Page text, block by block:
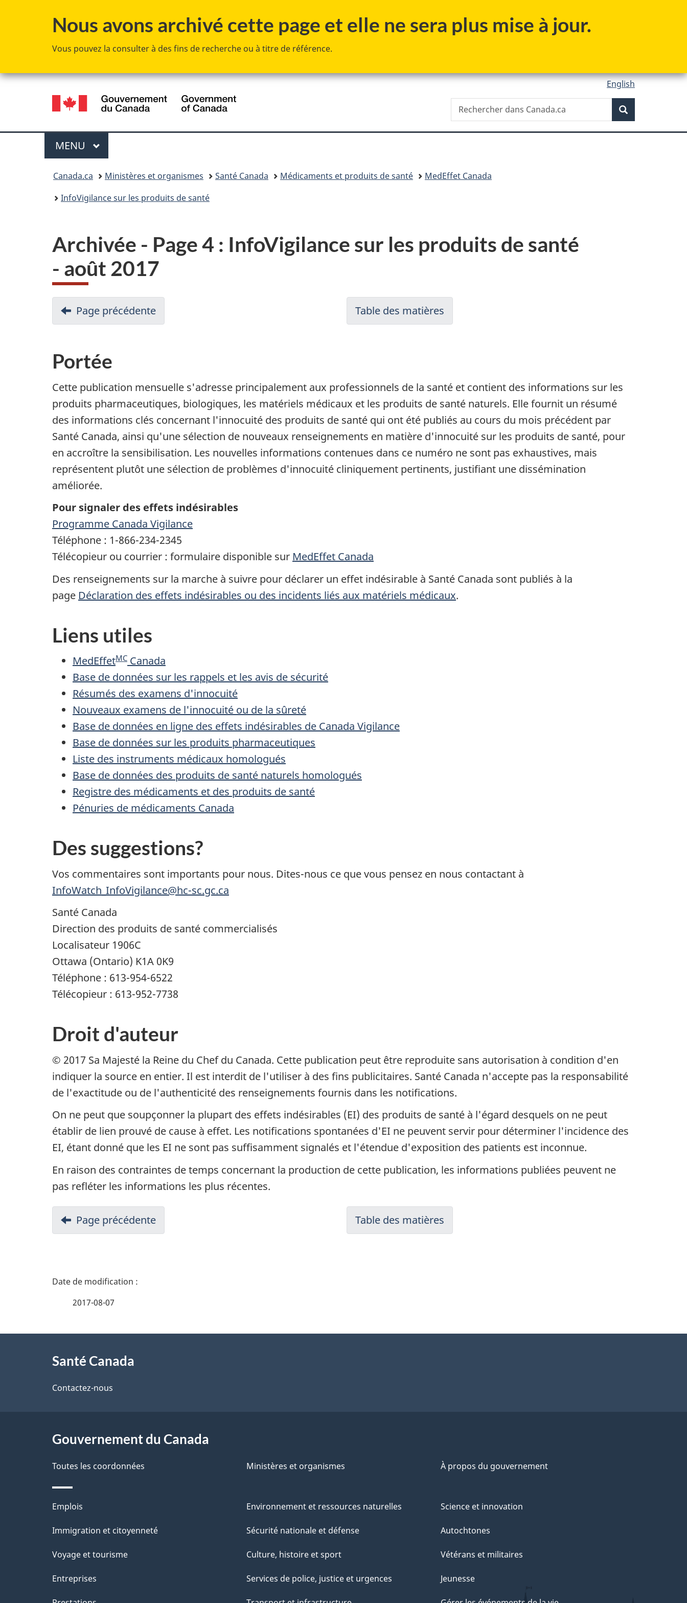
au
à
du
à
simplifiée
Nous avons archivé cette page et elle ne sera plus mise à jour.
Vous pouvez la consulter à des fins de recherche ou à titre de référence.
Sélection
de
la
langue
English
Canada
Recherche
Rechercher
dans
Menu
MENU PRINCIPAL
Canada.ca Ministères et organismes Santé Canada Médicaments et produits de santé
MedEffet Canada
InfoVigilance sur les produits de santé
Archivée - Page 4 : InfoVigilance sur les produits de santé
- août 2017
Page précédente Table des matières
Portée
Cette publication mensuelle s'adresse principalement aux professionnels de la santé et contient des informations sur les
produits pharmaceutiques, biologiques, les matériels médicaux et les produits de santé naturels. Elle fournit un résumé
des informations clés concernant l'innocuité des produits de santé qui ont été publiés au cours du mois précédent par
Santé Canada, ainsi qu'une sélection de nouveaux renseignements en matière d'innocuité sur les produits de santé, pour
en accroître la sensibilisation. Les nouvelles informations contenues dans ce numéro ne sont pas exhaustives, mais
représentent plutôt une sélection de problèmes d'innocuité cliniquement pertinents, justifiant une dissémination
améliorée.
Pour signaler des effets indésirables
Programme Canada Vigilance
Téléphone : 1-866-234-2345
Télécopieur ou courrier : formulaire disponible sur MedEffet Canada
Des renseignements sur la marche à suivre pour déclarer un effet indésirable à Santé Canada sont publiés à la
page Déclaration des effets indésirables ou des incidents liés aux matériels médicaux.
Liens utiles
MedEffetMC Canada
Base de données sur les rappels et les avis de sécurité
Résumés des examens d'innocuité
Nouveaux examens de l'innocuité ou de la sûreté
Base de données en ligne des effets indésirables de Canada Vigilance
Base de données sur les produits pharmaceutiques
Liste des instruments médicaux homologués
Base de données des produits de santé naturels homologués
Registre des médicaments et des produits de santé
Pénuries de médicaments Canada
Des suggestions?
Vos commentaires sont importants pour nous. Dites-nous ce que vous pensez en nous contactant à
InfoWatch_InfoVigilance@hc-sc.gc.ca
Santé Canada
Direction des produits de santé commercialisés
Localisateur 1906C
Ottawa (Ontario) K1A 0K9
Téléphone : 613-954-6522
Télécopieur : 613-952-7738
Droit d'auteur
© 2017 Sa Majesté la Reine du Chef du Canada. Cette publication peut être reproduite sans autorisation à condition d'en
indiquer la source en entier. Il est interdit de l'utiliser à des fins publicitaires. Santé Canada n'accepte pas la responsabilité
de l'exactitude ou de l'authenticité des renseignements fournis dans les notifications.
On ne peut que soupçonner la plupart des effets indésirables (EI) des produits de santé à l'égard desquels on ne peut
établir de lien prouvé de cause à effet. Les notifications spontanées d'EI ne peuvent servir pour déterminer l'incidence des
EI, étant donné que les EI ne sont pas suffisamment signalés et l'étendue d'exposition des patients est inconnue.
En raison des contraintes de temps concernant la production de cette publication, les informations publiées peuvent ne
pas refléter les informations les plus récentes.
Page précédente Table des matières
D
a
l
d
e
l
2017-08-07
proposSanté Canada
Contactez-nous
Gouvernement du Canada
Toutes les coordonnées Ministères et organismes À propos du gouvernement
Thèmes
et
Emplois
Immigration et citoyenneté
Voyage et tourisme
Entreprises
Environnement et ressources naturelles
Sécurité nationale et défense
Culture, histoire et sport
Services de police, justice et urgences
Science et innovation
Autochtones
Vétérans et militaires
Jeunesse